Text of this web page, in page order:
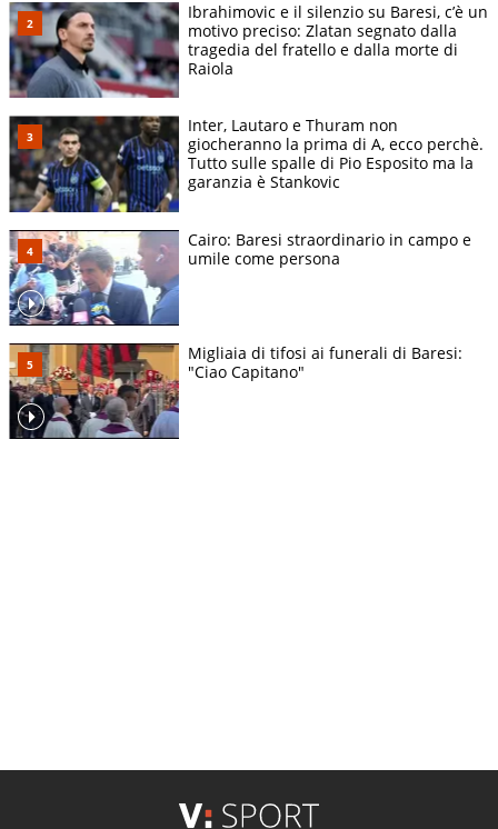
Ibrahimovic e il silenzio su Baresi, c’è un
motivo preciso: Zlatan segnato dalla
tragedia del fratello e dalla morte di
Raiola
Inter, Lautaro e Thuram non
giocheranno la prima di A, ecco perchè.
Tutto sulle spalle di Pio Esposito ma la
garanzia è Stankovic
Cairo: Baresi straordinario in campo e
umile come persona
Migliaia di tifosi ai funerali di Baresi:
"Ciao Capitano"